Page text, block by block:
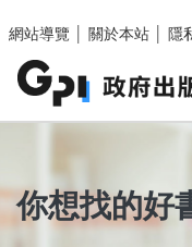
網站導覽
關於本站 隱
你想找的好